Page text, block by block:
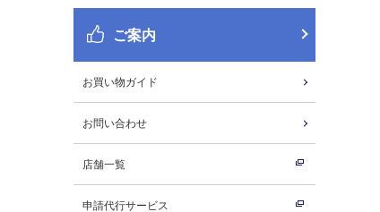
ご案内
お買い物ガイド
お問い合わせ
店舗一覧
申請代行サービス